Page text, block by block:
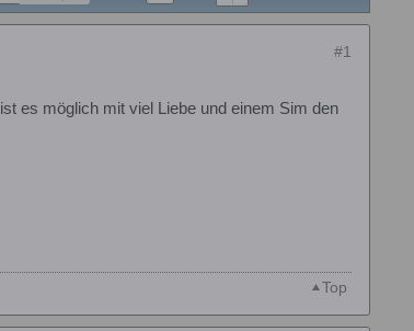
#1
es möglich mit viel Liebe und einem Sim den
Top